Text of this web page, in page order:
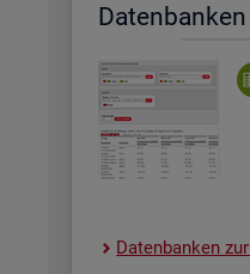
Da­ten­ban­ken